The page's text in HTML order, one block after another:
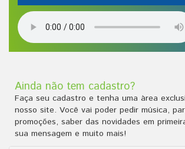
Ainda não tem cadastro?
Faça seu cadastro e tenha uma àrea
nosso site. Você vai poder pedir música,
promoções, saber das novidades em
sua mensagem e muito mais!